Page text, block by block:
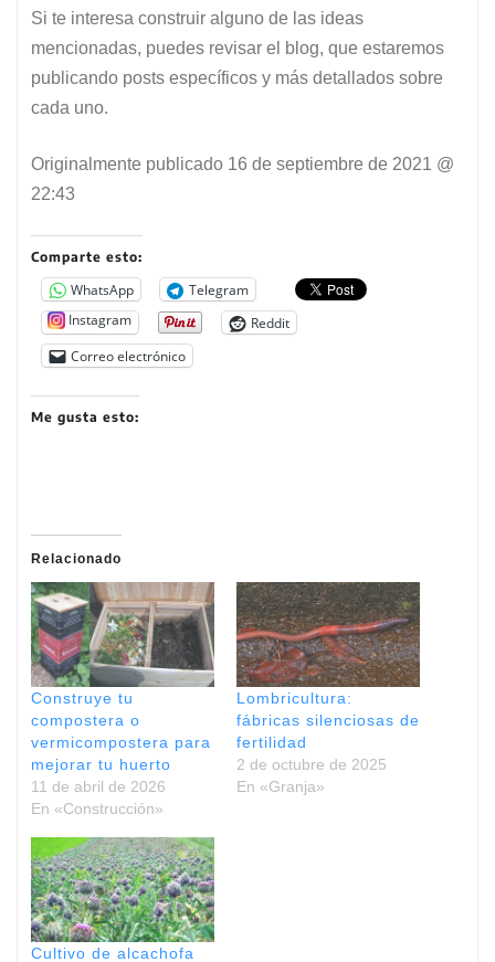
Si te interesa construir alguno de las ideas
mencionadas, puedes revisar el blog, que estaremos
publicando posts específicos y más detallados sobre
cada uno.
Originalmente publicado 16 de septiembre de 2021 @
22:43
Comparte esto:
WhatsApp
Telegram
Instagram
Reddit
Correo electrónico
Me gusta esto:
Relacionado
Construye tu
compostera o
vermicompostera para
mejorar tu huerto
11 de abril de 2026
En «Construcción»
Lombricultura:
fábricas silenciosas de
fertilidad
2 de octubre de 2025
En «Granja»
Cultivo de alcachofa